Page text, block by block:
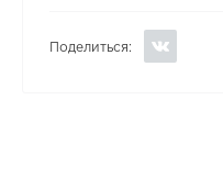
Поделиться: